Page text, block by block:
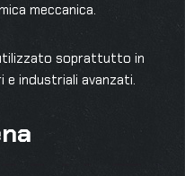
meccanica.
soprattutto in
industriali avanzati.